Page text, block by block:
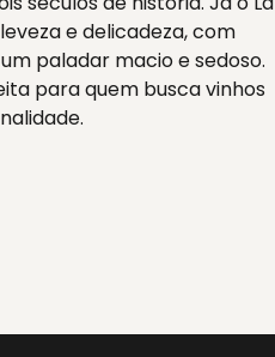
e delicadeza, com
paladar macio e sedoso.
para quem busca vinhos